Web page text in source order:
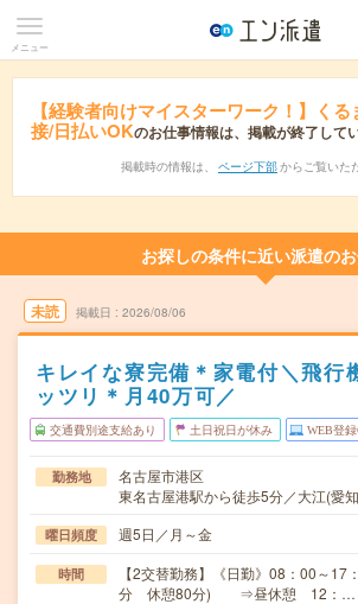
メニュー
【経験者向けマイスターワーク！】く
接/日払いOKのお仕事情報は、掲載が終了して
掲載時の情報は、 ページ下部 からご覧いた
お探しの条件に近い派遣の
未読 掲載日 2026/08/06
キレイな寮完備＊家電付＼飛行
ッツリ＊月40万可／
交通費別途支給あり 土日祝日が休み WEB登
勤務地
名古屋市港区
東名古屋港駅から徒歩5分／大江(愛
曜日頻度 週5日／月～金
時間
【2交替勤務】《日勤》08：00～
分 休憩80分) ⇒昼休憩 12：…